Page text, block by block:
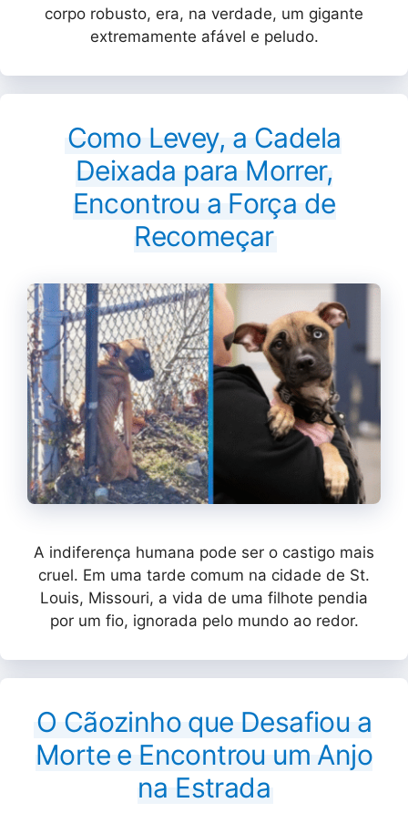
corpo robusto, era, na verdade, um gigante
extremamente afável e peludo.
Como Levey, a Cadela
Deixada para Morrer,
Encontrou a Força de
Recomeçar
A indiferença humana pode ser o castigo mais
cruel. Em uma tarde comum na cidade de St.
Louis, Missouri, a vida de uma filhote pendia
por um fio, ignorada pelo mundo ao redor.
O Cãozinho que Desafiou a
Morte e Encontrou um Anjo
na Estrada